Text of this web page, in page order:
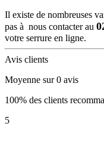
Il existe de nombreuses
pas à nous contacter au
votre serrure en ligne.
Avis clients
Moyenne sur 0 avis
100% des clients
5